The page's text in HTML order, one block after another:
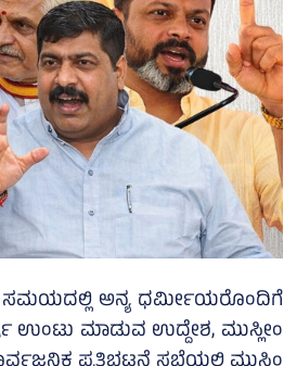
ಸಮಯದಲ್ಲಿ ಅನ್ಯ ಧರ್ಮೀಯರೊಂದಿಗೆ
ಮಾಡುವ ಉದ್ದೇಶ, ಮುಸ್ಲೀಂ